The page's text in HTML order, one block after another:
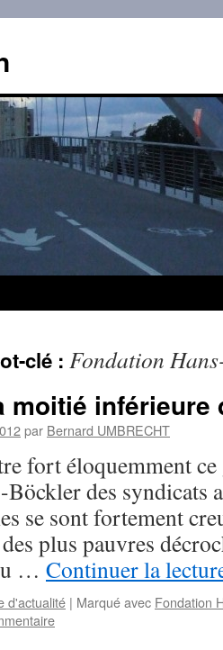
clé : Fondation
moitié inférieure
par Bernard UMBRECHT
fort éloquemment
des syndicats
se sont fortement
plus pauvres
… Continuer la
d'actualité | Marqué avec Fondation